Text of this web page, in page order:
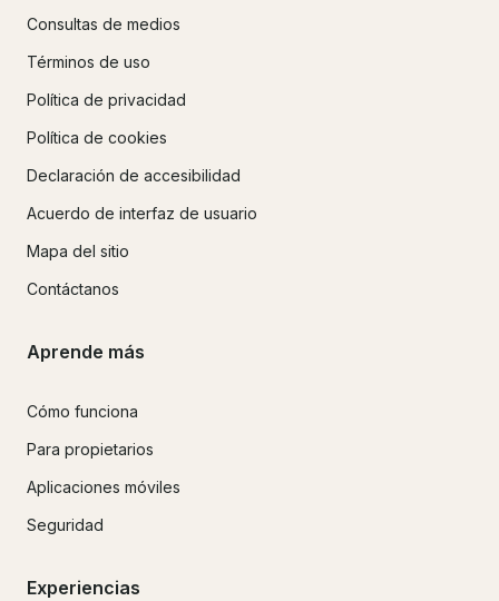
Consultas de medios
Términos de uso
Política de privacidad
Política de cookies
Declaración de accesibilidad
Acuerdo de interfaz de usuario
Mapa del sitio
Contáctanos
Aprende más
Cómo funciona
Para propietarios
Aplicaciones móviles
Seguridad
Experiencias